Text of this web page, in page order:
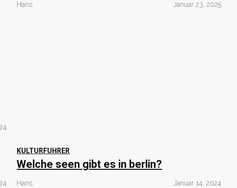
Hans Januar 23, 2025
KULTURFUHRER
Welche seen gibt es in berlin?
Hans Januar 14, 2024